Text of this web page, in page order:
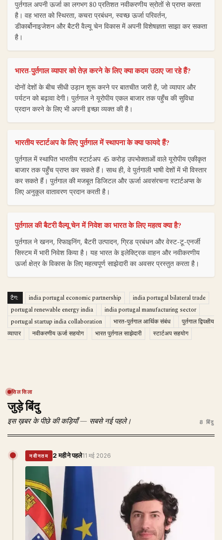
पुर्तगाल अपनी ऊर्जा का लगभग 80 प्रतिशत नवीकरणीय स्रोतों से प्राप्त करता
है। वह भारत को स्थिरता, कचरा प्रबंधन, स्वच्छ ऊर्जा परिवर्तन,
डीकार्बोनाइजेशन और बैटरी वैल्यू चेन विकास में अपनी विशेषज्ञता साझा कर सकता
है।
भारत-पुर्तगाल व्यापार को तेज़ करने के लिए क्या कदम उठाए जा रहे हैं?
दोनों देशों के बीच सीधी उड़ान शुरू करने पर बातचीत जारी है, जो व्यापार और
पर्यटन को बढ़ावा देगी। पुर्तगाल ने यूरोपीय एकल बाजार तक पहुँच की सुविधा
प्रदान करने के लिए भी अपनी इच्छा व्यक्त की है।
भारतीय स्टार्टअप के लिए पुर्तगाल में स्थापना के क्या फायदे हैं?
पुर्तगाल में स्थापित भारतीय स्टार्टअप 45 करोड़ उपभोक्ताओं वाले यूरोपीय एकीकृत
बाजार तक पहुँच प्राप्त कर सकते हैं। साथ ही, वे पुर्तगाली भाषी देशों में भी विस्तार
कर सकते हैं। पुर्तगाल की मजबूत डिजिटल और ऊर्जा अवसंरचना स्टार्टअप्स के
लिए अनुकूल वातावरण प्रदान करती है।
पुर्तगाल की बैटरी वैल्यू चेन में निवेश का भारत के लिए महत्व क्या है?
पुर्तगाल ने खनन, रिफाइनिंग, बैटरी उत्पादन, ग्रिड प्रबंधन और वेस्ट-टू-एनर्जी
सिस्टम में भारी निवेश किया है। यह भारत के इलेक्ट्रिक वाहन और नवीकरणीय
ऊर्जा क्षेत्र के विकास के लिए महत्वपूर्ण साझेदारी का अवसर प्रस्तुत करता है।
टैग: india portugal economic partnership
india portugal bilateral trade
portugal renewable energy india
india portugal manufacturing sector
portugal startup india collaboration
भारत-पुर्तगाल आर्थिक संबंध
पुर्तगाल द्विपक्षीय
व्यापार
नवीकरणीय ऊर्जा सहयोग भारत पुर्तगाल साझेदारी स्टार्टअप सहयोग
सिलसिला
जुड़े बिंदु
इस ख़बर के पीछे की कड़ियाँ — सबसे नई पहले। 8 बिंदु
नवीनतम 2 महीने पहले11 मई 2026